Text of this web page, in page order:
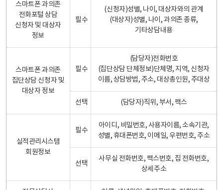
스마트폰 과의존
전화포털 상담
신청자 및 대상자
정보
필수
(신청자)성별, 나이, 대상자와의 관계
(대상자)성별, 나이, 과의존 종류,
기타상담내용
스마트폰 과의존
집단상담 신청자 및
대상자 정보
필수
(담당자)전화번호
(집단상담 단체정보)단체명, 지역, 신청자
이름, 상담방법, 주소, 대상총인원, 주대상
선택 (담당자)직위, 부서, 팩스
실적관리시스템
회원정보
필수
아이디, 비밀번호, 사용자이름, 소속기관,
성별, 휴대폰번호, 이메일, 우편번호, 주소
선택
사무실 전화번호, 팩스번호, 집 전화번호,
상세주소